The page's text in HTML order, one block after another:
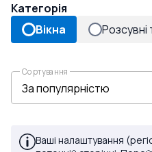
Категорія
Вікна
Розсувні
Сортування
Ваші налаштування